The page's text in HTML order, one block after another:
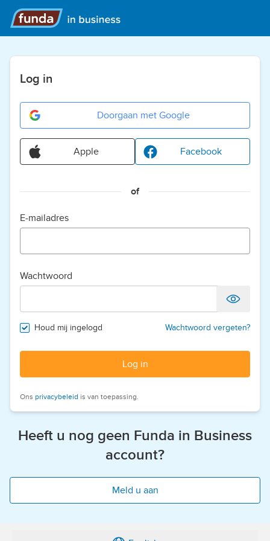
Log in
Doorgaan met Google
Apple Facebook
of
E-mailadres
Wachtwoord
Houd mij ingelogd Wachtwoord vergeten?
Log in
Ons privacybeleid is van toepassing.
Heeft u nog geen Funda in Business
account?
Meld u aan